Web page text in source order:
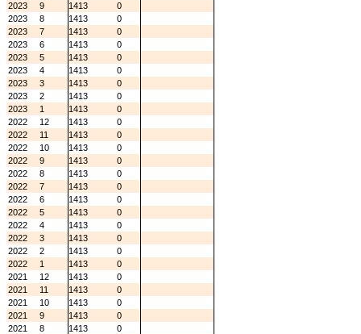
2023
9 1413
0
2023
8 1413
0
2023
7 1413
0
2023
6 1413
0
2023
5 1413
0
2023
4 1413
0
2023
3 1413
0
2023
2 1413
0
2023
1 1413
0
2022
12 1413
0
2022
11 1413
0
2022
10 1413
0
2022
9 1413
0
2022
8 1413
0
2022
7 1413
0
2022
6 1413
0
2022
5 1413
0
2022
4 1413
0
2022
3 1413
0
2022
2 1413
0
2022
1 1413
0
2021
12 1413
0
2021
11 1413
0
2021
10 1413
0
2021
9 1413
0
2021
8 1413
0